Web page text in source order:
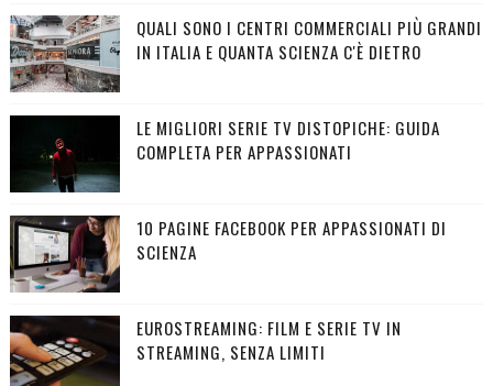
QUALI SONO I CENTRI COMMERCIALI PIÙ GRANDI
IN ITALIA E QUANTA SCIENZA C'È DIETRO
LE MIGLIORI SERIE TV DISTOPICHE: GUIDA
COMPLETA PER APPASSIONATI
10 PAGINE FACEBOOK PER APPASSIONATI DI
SCIENZA
EUROSTREAMING: FILM E SERIE TV IN
STREAMING, SENZA LIMITI